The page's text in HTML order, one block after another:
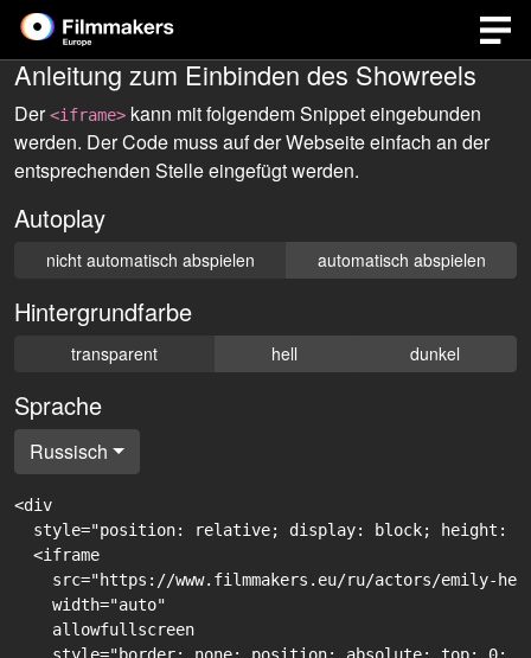
Anleitung zum Einbinden des Showreels
Der<iframe> kann mit folgendem Snippet eingebunden
werden. Der Code muss auf der Webseite einfach an der
entsprechenden Stelle eingefügt werden.
Autoplay
nicht automatisch abspielen automatisch abspielen
Hintergrundfarbe
transparent hell dunkel
Sprache
Russisch
<div
style="position: relative; display: block; height:
  <iframe
src="https://www.filmmakers.eu/ru/actors/emily-
    width="auto"
    allowfullscreen